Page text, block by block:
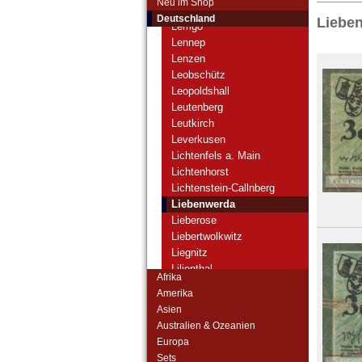
Deutschland
Leipzig
Lemgo
Lennep
Lenzen
Leobschütz
Leopoldshall
Leutenberg
Leutkirch
Leverkusen
Lichtenfels a. Main
Lichtenhorst
Lichtenstein-Callnberg
Liebenwerda
Lieberose
Liebertwolkwitz
Liegnitz
Lilienthal
Lingen
Afrika
Amerika
Asien
Australien & Ozeanien
Europa
Sets